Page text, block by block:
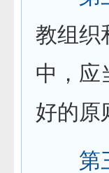
教组织
中，应
好的原
第三